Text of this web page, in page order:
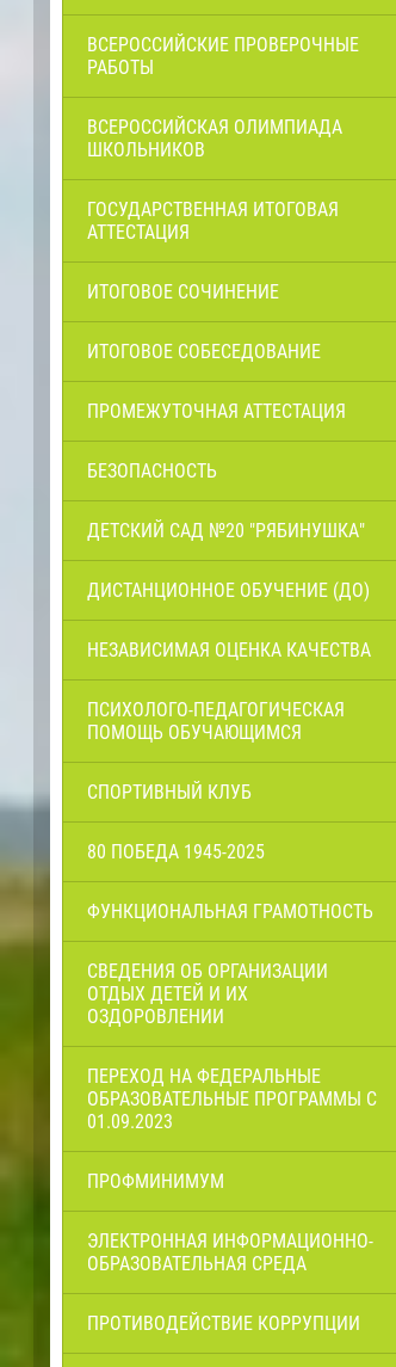
ВСЕРОССИЙСКИЕ ПРОВЕРОЧНЫЕ
РАБОТЫ
ВСЕРОССИЙСКАЯ ОЛИМПИАДА
ШКОЛЬНИКОВ
ГОСУДАРСТВЕННАЯ ИТОГОВАЯ
АТТЕСТАЦИЯ
ИТОГОВОЕ СОЧИНЕНИЕ
ИТОГОВОЕ СОБЕСЕДОВАНИЕ
ПРОМЕЖУТОЧНАЯ АТТЕСТАЦИЯ
БЕЗОПАСНОСТЬ
ДЕТСКИЙ САД №20 "РЯБИНУШКА"
ДИСТАНЦИОННОЕ ОБУЧЕНИЕ (ДО)
НЕЗАВИСИМАЯ ОЦЕНКА КАЧЕСТВА
ПСИХОЛОГО-ПЕДАГОГИЧЕСКАЯ
ПОМОЩЬ ОБУЧАЮЩИМСЯ
СПОРТИВНЫЙ КЛУБ
80 ПОБЕДА 1945-2025
ФУНКЦИОНАЛЬНАЯ ГРАМОТНОСТЬ
СВЕДЕНИЯ ОБ ОРГАНИЗАЦИИ
ОТДЫХ ДЕТЕЙ И ИХ
ОЗДОРОВЛЕНИИ
ПЕРЕХОД НА ФЕДЕРАЛЬНЫЕ
ОБРАЗОВАТЕЛЬНЫЕ ПРОГРАММЫ С
01.09.2023
ПРОФМИНИМУМ
ЭЛЕКТРОННАЯ ИНФОРМАЦИОННО-
ОБРАЗОВАТЕЛЬНАЯ СРЕДА
ПРОТИВОДЕЙСТВИЕ КОРРУПЦИИ